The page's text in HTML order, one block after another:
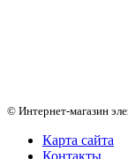
© Интернет-магазин
Карта сайта
Контакты